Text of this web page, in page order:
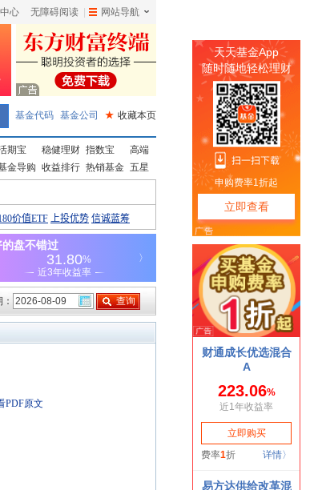
心 无障碍阅读 网站导航
基金代码 基金公司 ★ 收藏本页
期宝 稳健理财 指数宝
高端
金导购 收益排行 热销基金 五星
PDF原文